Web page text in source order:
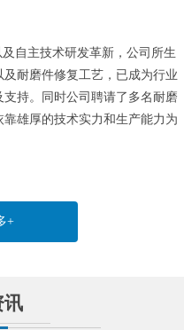
自主技术研发革新，公司所生
耐磨件修复工艺，已成为行业
持。同时公司聘请了多名耐磨
雄厚的技术实力和生产能力为
+
讯